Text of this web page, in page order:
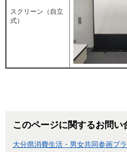
スクリーン（自立
式）
このページに関するお問い
大分県消費生活・男女共同参画プ